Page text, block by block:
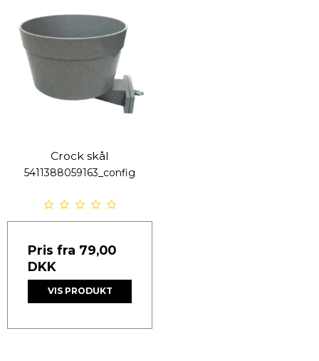
Crock skål
5411388059163_config
Pris fra 79,00
DKK
VIS PRODUKT